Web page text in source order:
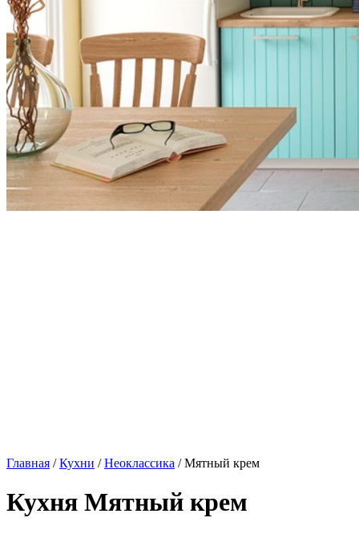
Главная /Кухни /Неоклассика / Мятный крем
Кухня Мятный крем